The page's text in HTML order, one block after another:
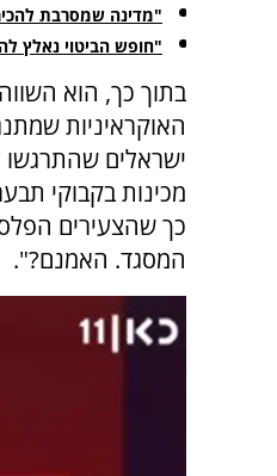
"מדינה שמסרבת
"חופש הביטוי נאלץ
בתוך כך, הוא
האוקראיניות
ישראלים שהתרגשו
מכינות בקבוקי
כך שהצעירים
המסגד. האמנם?".